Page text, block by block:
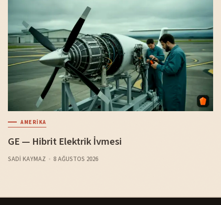
AMERIKA
GE — Hibrit Elektrik İvmesi
SADI KAYMAZ 8 AĞUSTOS 2026